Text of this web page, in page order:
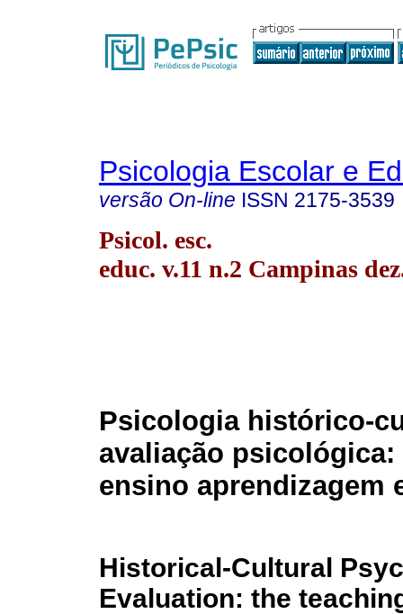
Psicologia Escolar e
versão On-line ISSN 2175-3539
Psicol. esc.
educ. v.11 n.2 Campinas
Psicologia histórico-
avaliação
ensino aprendizagem
Historical-Cultural
Evaluation: the